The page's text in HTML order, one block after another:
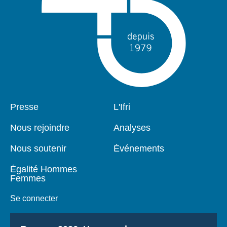
Pied
Presse
Nous rejoindre
Nous soutenir
Égalité Hommes
Femmes
Se connecter
Navigation
L'Ifri
Analyses
Événements